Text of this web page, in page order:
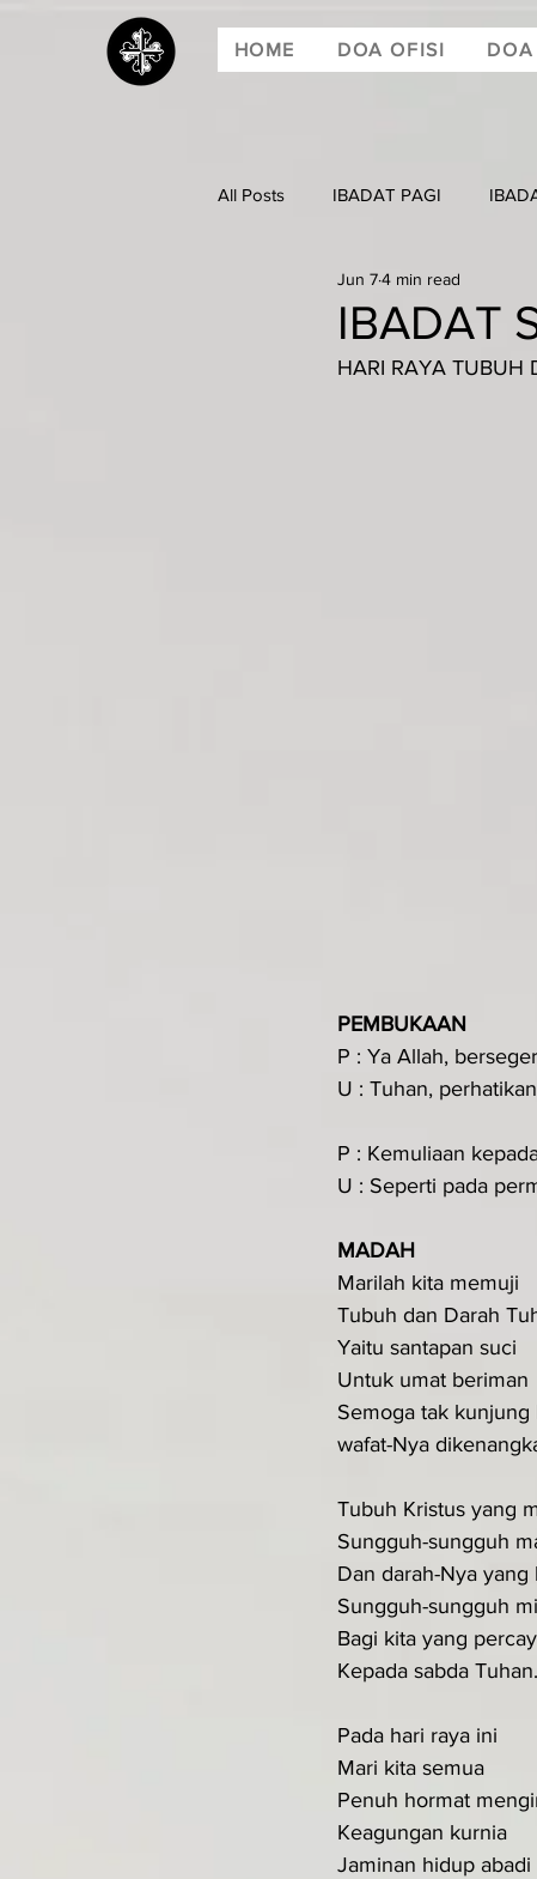
HOME DOA OFISI DOA
All Posts IBADAT PAGI
IBADAT
Jun 74 min read
HARI RAYA TUBUH
PEMBUKAAN
P : Ya Allah,
U : Tuhan,
P : Kemuliaan
U : Seperti pada
MADAH
Marilah kita memuji
Tubuh dan Darah
Yaitu santapan suci
Untuk umat beriman
Semoga tak kunjung
wafat-Nya
Tubuh Kristus yang
Sungguh-sungguh
Dan darah-Nya yang
Sungguh-sungguh
Bagi kita yang
Kepada sabda Tuhan.
Pada hari raya ini
Mari kita semua
Penuh hormat
Keagungan kurnia
Jaminan hidup abadi